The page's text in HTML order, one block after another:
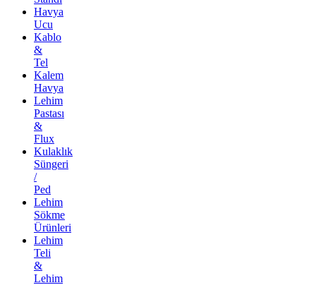
Havya
Ucu
Kablo
&
Tel
Kalem
Havya
Lehim
Pastası
&
Flux
Kulaklık
Süngeri
/
Ped
Lehim
Sökme
Ürünleri
Lehim
Teli
&
Lehim